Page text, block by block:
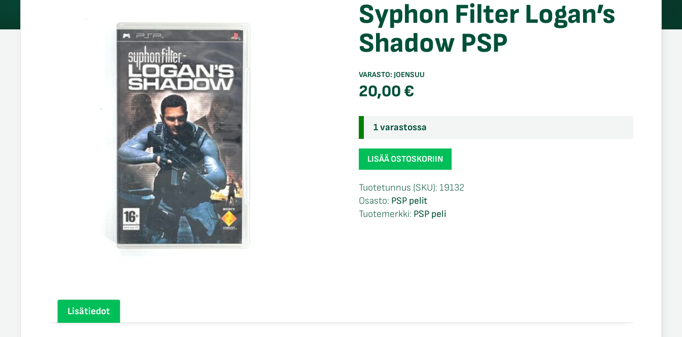
Syphon Filter Logan’s
Shadow PSP
VARASTO: JOENSUU
20,00€
1 varastossa
Syphon
Filter
Shadow
PSP
määrä
LISÄÄ OSTOSKORIIN
Tuotetunnus (SKU): 19132
Osasto: PSP pelit
Tuotemerkki: PSP peli
Lisätiedot